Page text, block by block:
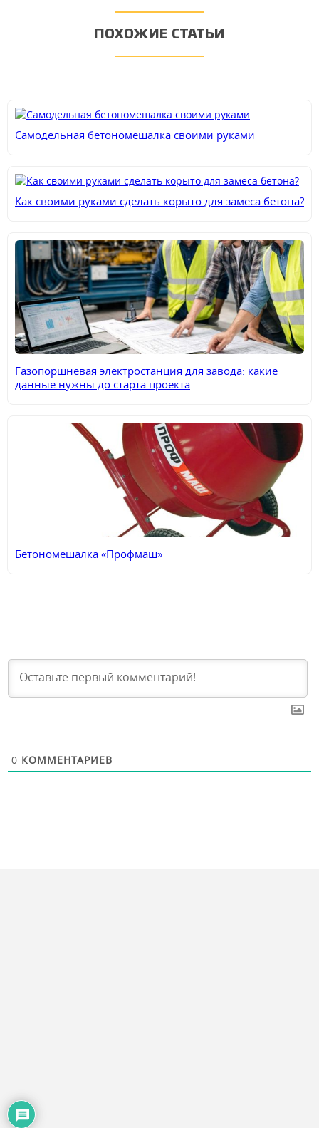
ПОХОЖИЕ СТАТЬИ
Самодельная бетономешалка своими руками
Как своими руками сделать корыто для замеса бетона?
Газопоршневая электростанция для завода: какие
данные нужны до старта проекта
Бетономешалка «Профмаш»
0 КОММЕНТАРИЕВ